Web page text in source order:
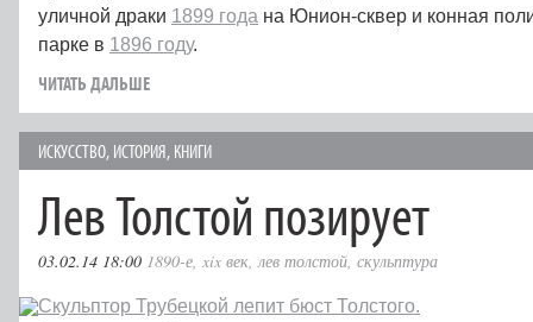
уличной драки 1899 года на Юнион-сквер и конная
парке в 1896 году.
ЧИТАТЬ ДАЛЬШЕ
ИСКУССТВО, ИСТОРИЯ, КНИГИ
Лев Толстой позирует
03.02.14 18:00 1890-е, xix век,лев толстой, скульптура